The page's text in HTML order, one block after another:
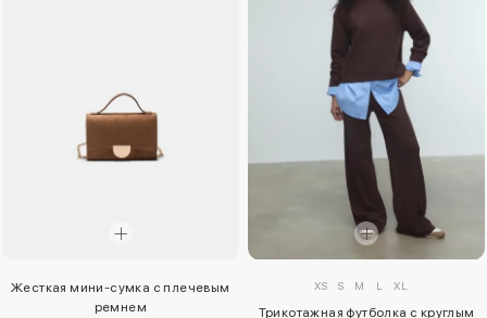
Жесткая мини-сумка с плечевым
ремнем
XS S M L XL
Трикотажная футболка с круглым